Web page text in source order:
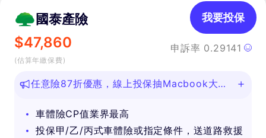
國泰產險
$47,860
(估算年繳保費)
申訴率 0.29141
我要投保
任意險87折優惠，線上投保抽Macbook大
車體險CP值業界最高
投保甲/乙/丙式車體險或指定條件，送道路救援